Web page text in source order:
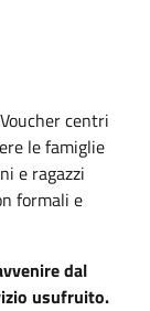
centri
le famiglie
e ragazzi
formali e
dal
usufruito.